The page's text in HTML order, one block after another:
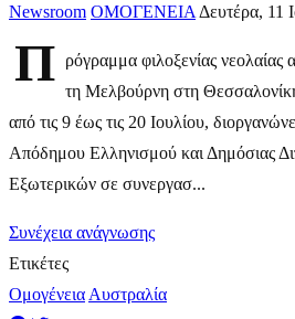
Newsroom ΟΜΟΓΕΝΕΙΑ Δευτέρα, 11
Π
ρόγραμμα φιλοξενίας
τη Μελβούρνη στη
από τις 9 έως τις 20 Ιουλίου,
Απόδημου Ελληνισμού και Δημόσιας
Εξωτερικών σε συνεργασ...
Συνέχεια ανάγνωσης
Ετικέτες
Ομογένεια Αυστραλία